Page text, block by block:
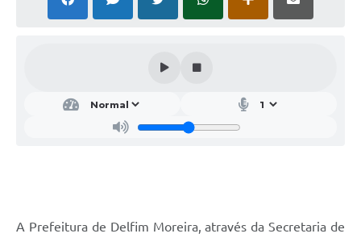
Arquivos para Download
A Prefeitura de Delfim Moreira, através da Secretaria de